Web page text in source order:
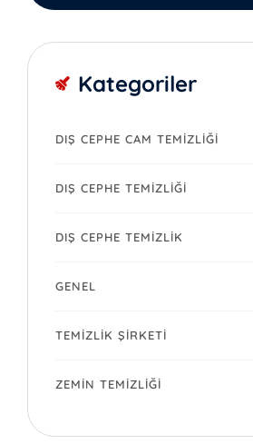
Kategoriler
DIŞ CEPHE CAM TEMIZLIĞI
DIŞ CEPHE TEMIZLIĞI
DIŞ CEPHE TEMIZLIK
GENEL
TEMIZLIK ŞIRKETI
ZEMIN TEMIZLIĞI